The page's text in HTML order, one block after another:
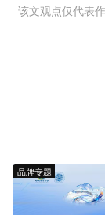
该文观点仅代表
品牌专题